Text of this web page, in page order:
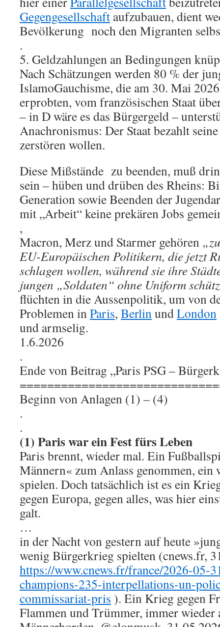
Gegengesellschaft aufzubauen, dient
Bevölkerung noch den Migranten
.
5. Geldzahlungen an Bedingungen
Nach Schätzungen werden 80 % der
IslamoGauchisme, die am 30. Mai
erprobten, vom französischen Staat
– in D wäre es das Bürgergeld –
Anachronismus: Der Staat bezahlt
zerstören wollen.
Diese Mißstände zu beenden, muß
sein – hüben und drüben des Rheins:
Generation sowie Beenden der
mit „Arbeit“ keine prekären Jobs
,
Macron, Merz und Starmer gehören
EU-Europäischen Politikern, die jetzt
schlagen wollen, während sie ihre
jungen „Soldaten“ ohne Uniform
flüchten in die Aussenpolitik, um von
Problemen inParis, BerlinundLondon
und armselig.
1.6.2026
.
Ende von Beitrag „Paris PSG –
Beginn von Anlagen (1) – (4)
.
.
(1) Paris war ein Fest fürs Leben
Paris brennt, wieder mal. Ein
Männern« zum Anlass genommen,
spielen. Doch tatsächlich ist es ein
gegen Europa, gegen alles, was hier
galt.
…
in der Nacht von gestern auf heute
wenig Bürgerkrieg spielten (cnews.fr,
https://www.cnews.fr/france/2026-05-
champions-235-interpellations-un-
commissariat-pris ). Ein Krieg gegen
Flammen und Trümmer, immer wieder